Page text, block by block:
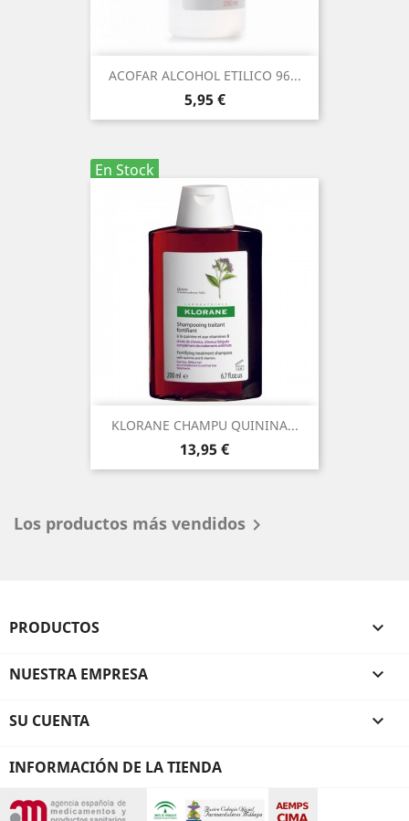
ACOFAR ALCOHOL ETILICO 96...
Precio
5,95 €
En Stock
KLORANE CHAMPU QUININA...
Precio
13,95 €
Los productos más vendidos 
PRODUCTOS 
NUESTRA EMPRESA 
SU CUENTA 
INFORMACIÓN DE LA TIENDA